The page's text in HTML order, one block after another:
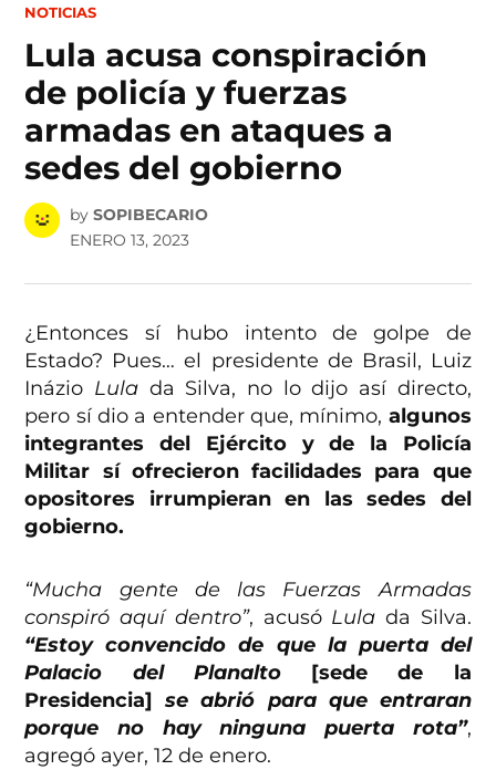
POSTED
NOTICIAS
Lula acusa conspiración
de policía y fuerzas
armadas en ataques a
sedes del gobierno
by SOPIBECARIO
ENERO 13, 2023
¿Entonces sí hubo intento de golpe de
Estado? Pues… el presidente de Brasil, Luiz
Inázio Lula da Silva, no lo dijo así directo,
pero sí dio a entender que, mínimo, algunos
integrantes del Ejército y de la Policía
Militar sí ofrecieron facilidades para que
opositores irrumpieran en las sedes del
gobierno.
“Mucha gente de las Fuerzas Armadas
conspiró aquí dentro”, acusó Lula da Silva.
“Estoy convencido de que la puerta del
Palacio del Planalto [sede de la
Presidencia]se abrió para que entraran
porque no hay ninguna puerta rota”,
agregó ayer, 12 de enero.